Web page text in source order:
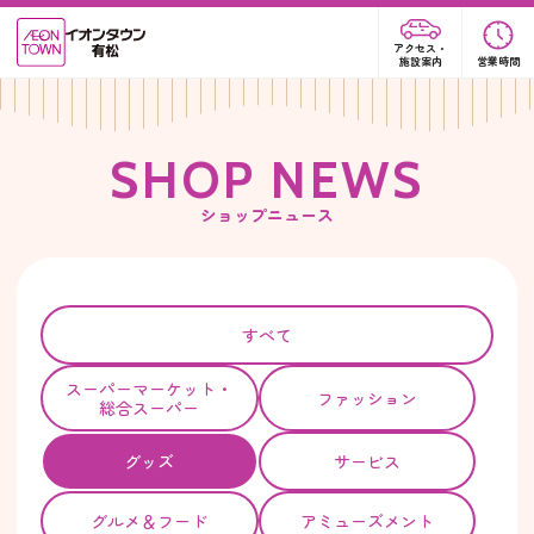
アクセス・
施設案内
営業時間
SHOP NEWS
ショップニュース
すべて
スーパーマーケット・
総合スーパー
ファッション
グッズ サービス
グルメ＆フード アミューズメント